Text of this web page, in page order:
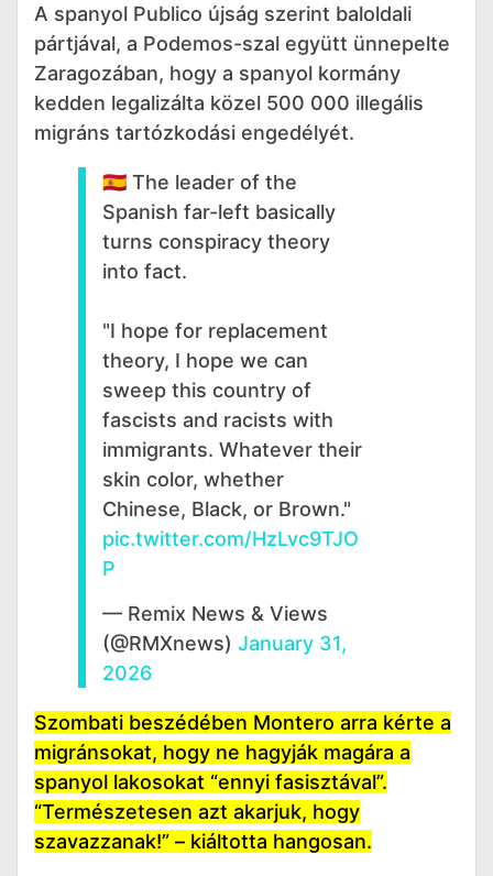
A spanyol Publico újság szerint baloldali
pártjával, a Podemos-szal együtt ünnepelte
Zaragozában, hogy a spanyol kormány
kedden legalizálta közel 500 000 illegális
migráns tartózkodási engedélyét.
🇪🇸 The leader of the
Spanish far-left basically
turns conspiracy theory
into fact.
"I hope for replacement
theory, I hope we can
sweep this country of
fascists and racists with
immigrants. Whatever their
skin color, whether
Chinese, Black, or Brown."
pic.twitter.com/HzLvc9TJO
P
— Remix News & Views
(@RMXnews) January 31,
2026
Szombati beszédében Montero arra kérte a
migránsokat, hogy ne hagyják magára a
spanyol lakosokat “ennyi fasisztával”.
“Természetesen azt akarjuk, hogy
szavazzanak!” – kiáltotta hangosan.